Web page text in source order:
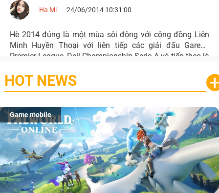
Ha Mi 24/06/2014 10:31:00
Hè 2014 đúng là một mùa sôi động với cộng đồng Liên
Minh Huyền Thoại với liên tiếp các giải đấu Garena
Premier League, Dell Championship Serie A và tiếp theo là
mới do Intel Vietnam kết hợp cùng Vietnam Esports triển
khai tại nhiều tỉnh thành trên cả nước.
HOT NEWS
Game mobile